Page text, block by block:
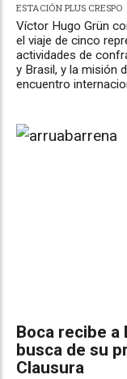
ESTACIÓN PLUS CRESPO
Víctor Hugo Grün
el viaje de cinco
actividades de
y Brasil, y la misión
encuentro
Boca recibe a
busca de su
Clausura